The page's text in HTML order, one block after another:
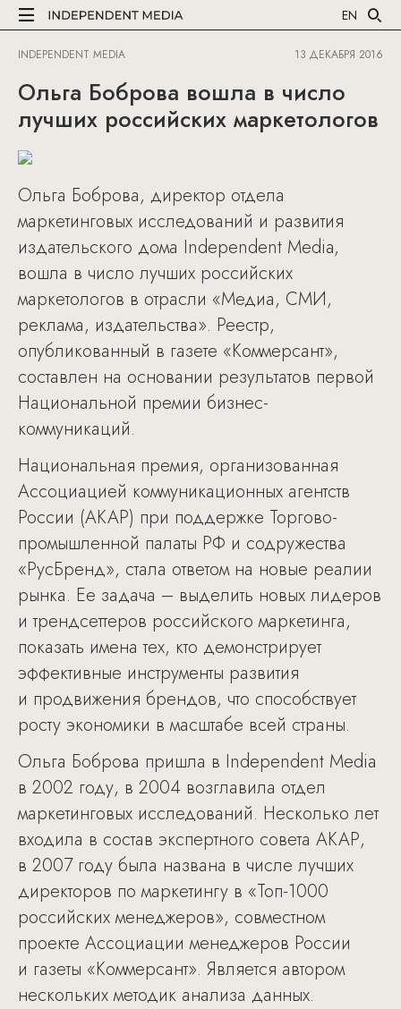
EN
INDEPENDENT MEDIA 13 ДЕКАБРЯ 2016
Ольга Боброва вошла в число
лучших российских маркетологов
Ольга Боброва, директор отдела
маркетинговых исследований и развития
издательского дома Independent Media,
вошла в число лучших российских
маркетологов в отрасли «Медиа, СМИ,
реклама, издательства». Реестр,
опубликованный в газете «Коммерсант»,
составлен на основании результатов первой
Национальной премии бизнес-
коммуникаций.
Национальная премия, организованная
Ассоциацией коммуникационных агентств
России (АКАР) при поддержке Торгово-
промышленной палаты РФ и содружества
«РусБренд», стала ответом на новые реалии
рынка. Ее задача – выделить новых лидеров
и трендсеттеров российского маркетинга,
показать имена тех, кто демонстрирует
эффективные инструменты развития
и продвижения брендов, что способствует
росту экономики в масштабе всей страны.
Ольга Боброва пришла в Independent Media
в 2002 году, в 2004 возглавила отдел
маркетинговых исследований. Несколько лет
входила в состав экспертного совета АКАР,
в 2007 году была названа в числе лучших
директоров по маркетингу в «Топ-1000
российских менеджеров», совместном
проекте Ассоциации менеджеров России
и газеты «Коммерсант». Является автором
нескольких методик анализа данных.